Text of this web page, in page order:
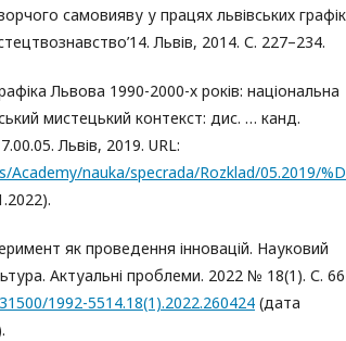
самовияву у працях львівських
Львів, 2014. С. 227–234.
Львова 1990-2000-х років: національна
мистецький контекст: дис. … канд.
Львів, 2019. URL:
nauka/specrada/Rozklad/05.2019/
як проведення інновацій. Науковий
Актуальні проблеми. 2022 № 18(1). С.
1992-5514.18(1).2022.260424 (дата